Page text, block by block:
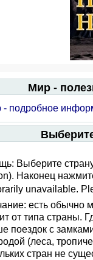
Мир -
- подробное
Выберите
Наконец
unavailable.
есть обычно
от типа страны.
поездок с
(леса,
стран не